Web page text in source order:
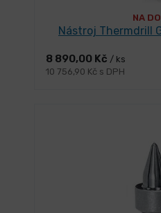
NA
Nástroj Thermdrill
8 890,00 Kč / ks
10 756,90 Kč s DPH